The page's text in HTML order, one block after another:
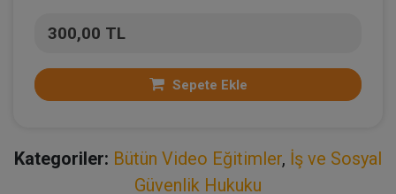
300,00 TL
Sepete Ekle
Kategoriler: Bütün Video Eğitimler, İş ve Sosyal
Güvenlik Hukuku